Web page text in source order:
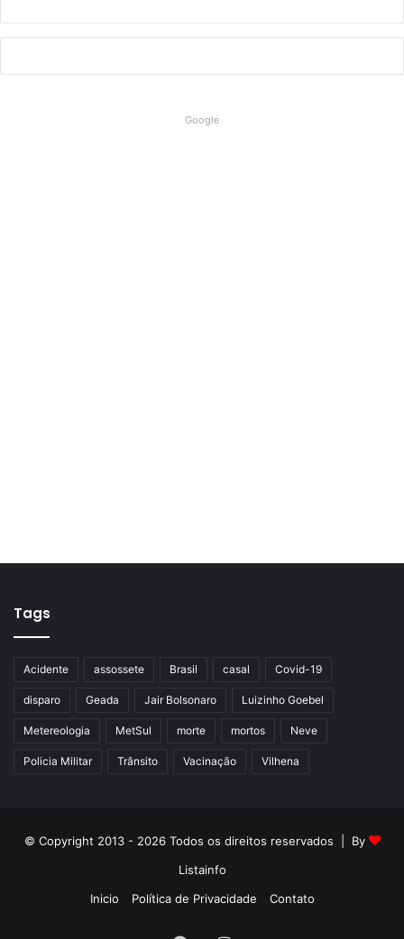
Google
Tags
Acidente assossete Brasil casal Covid-19
disparo Geada Jair Bolsonaro Luizinho Goebel
Metereologia MetSul morte mortos Neve
Policia Militar Trânsito Vacinação Vilhena
© Copyright 2013 - 2026 Todos os direitos reservados | By
Listainfo
Inicio
Política de Privacidade Contato